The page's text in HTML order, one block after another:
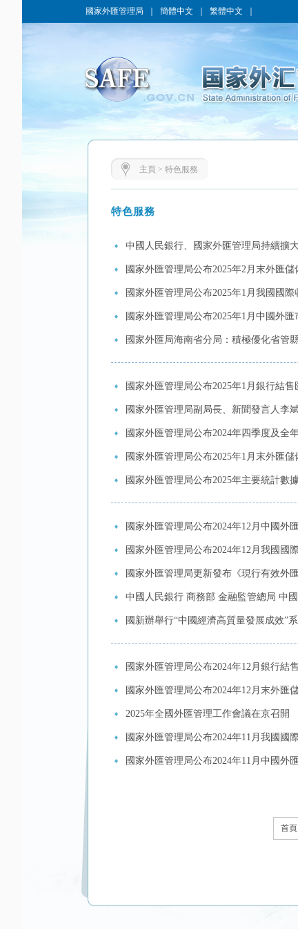
國家外匯管理局 簡體中文 繁體中文
主頁 > 特色服務
特色服務
中國人民銀行、國家外匯管理局持續擴
國家外匯管理局公布2025年2月末外匯儲
國家外匯管理局公布2025年1月我國國
國家外匯管理局公布2025年1月中國外
國家外匯局海南省分局：積極優化省管
國家外匯管理局公布2025年1月銀行結
國家外匯管理局副局長、新聞發言人李
國家外匯管理局公布2024年四季度及全
國家外匯管理局公布2025年1月末外匯儲
國家外匯管理局公布2025年主要統計數
國家外匯管理局公布2024年12月中國外
國家外匯管理局公布2024年12月我國國
國家外匯管理局更新發布《現行有效外
中國人民銀行 商務部 金融監管總局 中
國新辦舉行“中國經濟高質量發展成效”
國家外匯管理局公布2024年12月銀行結
國家外匯管理局公布2024年12月末外匯
2025年全國外匯管理工作會議在京召開
國家外匯管理局公布2024年11月我國國
國家外匯管理局公布2024年11月中國外
首頁